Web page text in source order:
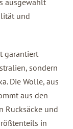
ausgewählt
und
garantiert
sondern
Die Wolle, aus
aus den
Rucksäcke und
in